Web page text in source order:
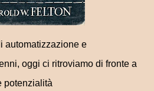
automatizzazione e
oggi ci ritroviamo di fronte a
potenzialità